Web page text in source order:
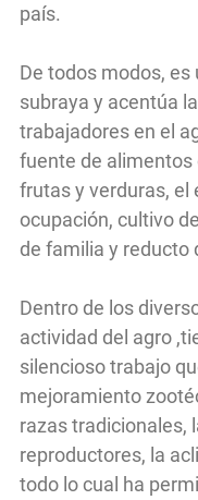
país.
De todos modos,
subraya y acentúa
trabajadores en el
fuente de alimentos
frutas y verduras, el
ocupación, cultivo
de familia y reducto
Dentro de los
actividad del agro
silencioso trabajo
mejoramiento
razas tradicionales,
reproductores, la
todo lo cual ha